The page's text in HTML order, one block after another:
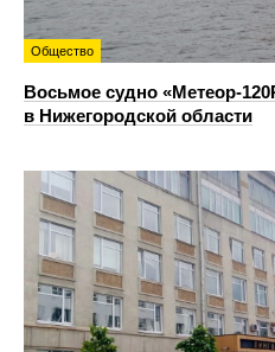
Общество
Восьмое судно «Метеор-
в Нижегородской области